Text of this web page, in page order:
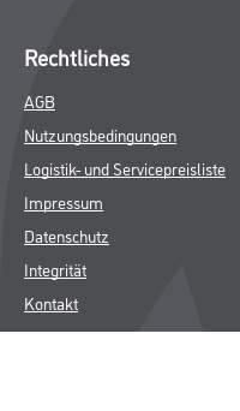
Rechtliches
AGB
Nutzungsbedingungen
Logistik- und Servicepreisliste
Impressum
Datenschutz
Integrität
Kontakt